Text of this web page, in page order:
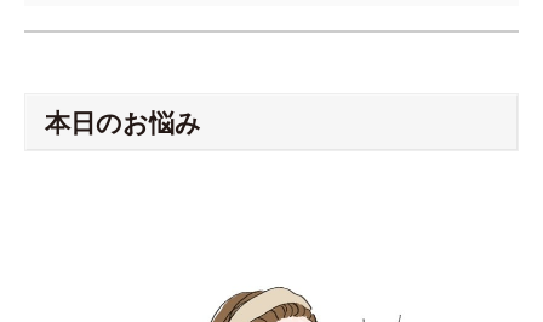
本日のお悩み